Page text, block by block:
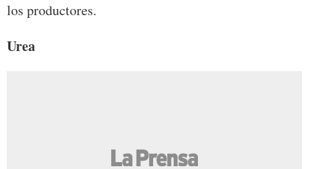
los productores.
Urea